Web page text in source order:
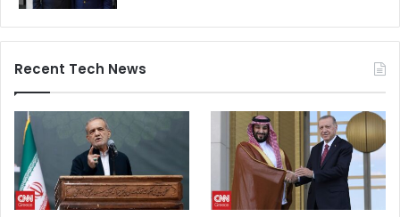
Recent Tech News